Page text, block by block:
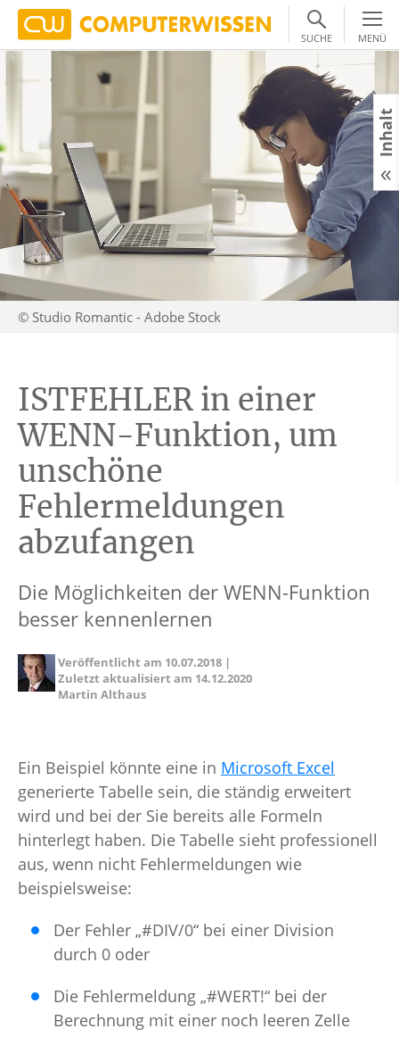
SUCHE MENÜ
© Studio Romantic - Adobe Stock
ISTFEHLER in einer
WENN-Funktion, um
unschöne
Fehlermeldungen
abzufangen
Die Möglichkeiten der WENN-Funktion
besser kennenlernen
Veröffentlicht am 10.07.2018 |
Zuletzt aktualisiert am 14.12.2020
Martin Althaus
Ein Beispiel könnte eine in Microsoft Excel
generierte Tabelle sein, die ständig erweitert
wird und bei der Sie bereits alle Formeln
hinterlegt haben. Die Tabelle sieht professionell
aus, wenn nicht Fehlermeldungen wie
beispielsweise:
Der Fehler „#DIV/0“ bei einer Division
durch 0 oder
Die Fehlermeldung „#WERT!“ bei der
Berechnung mit einer noch leeren Zelle
Inhalt